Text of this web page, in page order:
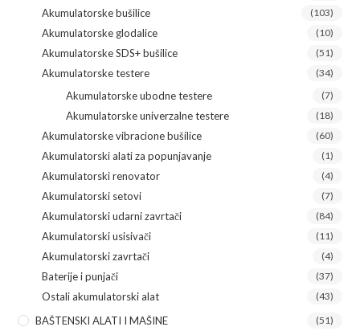
Akumulatorske bušilice (103)
Akumulatorske glodalice (10)
Akumulatorske SDS+ bušilice (51)
Akumulatorske testere (34)
Akumulatorske ubodne testere (7)
Akumulatorske univerzalne testere (18)
Akumulatorske vibracione bušilice (60)
Akumulatorski alati za popunjavanje (1)
Akumulatorski renovator (4)
Akumulatorski setovi (7)
Akumulatorski udarni zavrtači (84)
Akumulatorski usisivači (11)
Akumulatorski zavrtači (4)
Baterije i punjači (37)
Ostali akumulatorski alat (43)
BAŠTENSKI ALATI I MAŠINE (51)